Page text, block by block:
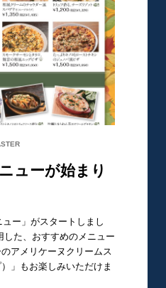
ューが始まり
ュー」がスタートしまし
した、おすすめのメニュー
アメリケーヌクリームス
」もお楽しみいただけま